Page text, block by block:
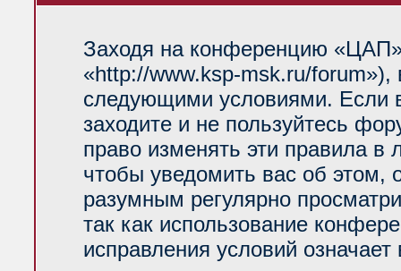
Заходя на конференцию
«http://www.ksp-msk.ru/forum»),
следующими условиями. Если
заходите и не пользуйтесь
право изменять эти правила
чтобы уведомить вас об
разумным регулярно
так как использование
исправления условий